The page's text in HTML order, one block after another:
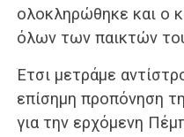
ολοκληρώθηκε και ο
όλων των παικτών
Έτσι μετράμε
επίσημη προπόνηση
για την ερχόμενη